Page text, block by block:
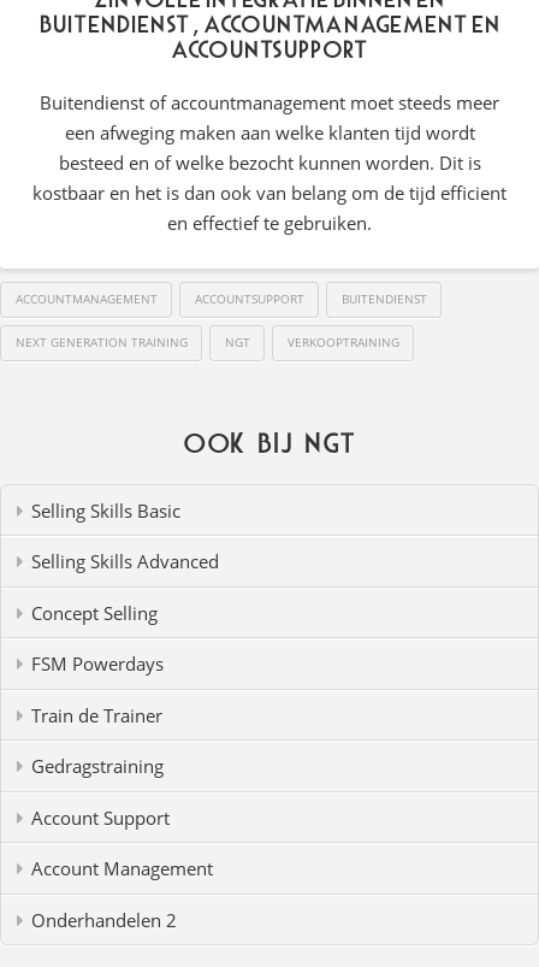
buitendienst, accountmanagement en
accountsupport
Buitendienst of accountmanagement moet steeds meer
een afweging maken aan welke klanten tijd wordt
besteed en of welke bezocht kunnen worden. Dit is
kostbaar en het is dan ook van belang om de tijd efficient
en effectief te gebruiken.
ACCOUNTMANAGEMENT ACCOUNTSUPPORT BUITENDIENST
NEXT GENERATION TRAINING NGT VERKOOPTRAINING
Ook bij NGT
Selling Skills Basic
Selling Skills Advanced
Concept Selling
FSM Powerdays
Train de Trainer
Gedragstraining
Account Support
Account Management
Onderhandelen 2